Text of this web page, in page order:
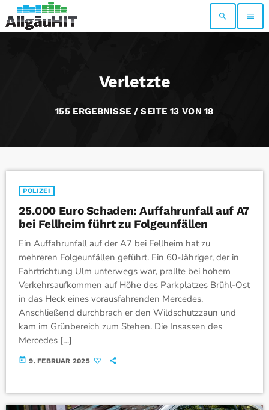
search menu
Verletzte
155 ERGEBNISSE / SEITE 13 VON 18
POLIZEI
25.000 Euro Schaden: Auffahrunfall auf A7
bei Fellheim führt zu Folgeunfällen
Ein Auffahrunfall auf der A7 bei Fellheim hat zu
mehreren Folgeunfällen geführt. Ein 60-Jähriger, der in
Fahrtrichtung Ulm unterwegs war, prallte bei hohem
Verkehrsaufkommen auf Höhe des Parkplatzes Brühl-Ost
in das Heck eines vorausfahrenden Mercedes.
Anschließend durchbrach er den Wildschutzzaun und
kam im Grünbereich zum Stehen. Die Insassen des
Mercedes […]
today 9. FEBRUAR 2025